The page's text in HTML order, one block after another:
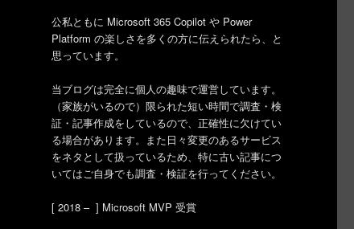
公私ともに Microsoft 365 Copilot や Power
Platform の楽しさを多くの方に伝えられたら、と
思っています。
当ブログは完全に個人の趣味で運営しています。
（家族がいるので）限られた短い時間で調査・検
証・記事作成をしているので、正確性に欠けてい
る場合があります。また日々変更のあるサービス
をネタとして扱っているため、特に古い記事につ
いてはご自身でも調査・検証を行ってください。
[ 2018 – ] Microsoft MVP 受賞